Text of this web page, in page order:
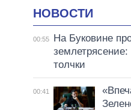
НОВОСТИ
00:55
На Буковине
толчки
00:41